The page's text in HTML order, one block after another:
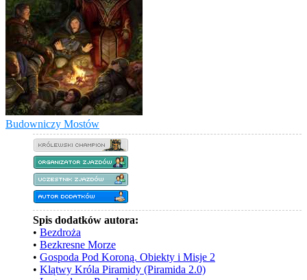
Budowniczy Mostów
Spis dodatków autora:
• Bezdroża
• Bezkresne Morze
• Gospoda Pod Koroną. Obiekty i Misje 2
• Klątwy Króla Piramidy (Piramida 2.0)